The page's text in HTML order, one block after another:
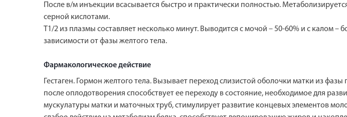
После в/м инъекции всасывается быстро и практически полностью.
серной кислотами.
T1/2 из плазмы составляет несколько минут. Выводится с мочой – 50-60% и с калом
зависимости от фазы желтого тела.
Фармакологическое действие
Гестаген. Гормон желтого тела. Вызывает переход слизистой оболочки матки из
после оплодотворения способствует ее переходу в состояние, необходимое для
мускулатуры матки и маточных труб, стимулирует развитие концевых элементов